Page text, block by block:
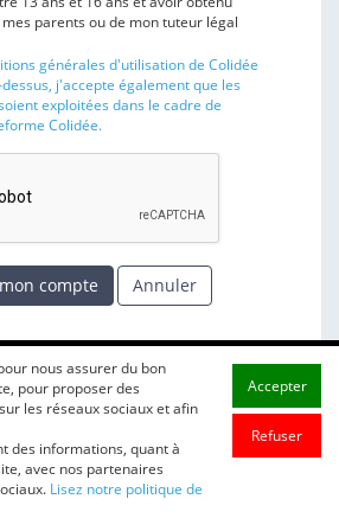
mes parents ou de mon tuteur légal
générales d'utilisation de Colidée
j'accepte également que les
exploitées dans le cadre de
Colidée.
compte Annuler
nous assurer du bon
pour proposer des
les réseaux sociaux et afin
des informations, quant à
avec nos partenaires
Lisez notre politique de
Accepter
Refuser